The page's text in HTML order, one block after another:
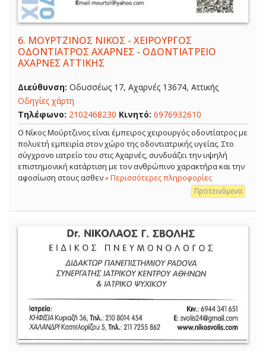
6. ΜΟΥΡΤΖΙΝΟΣ ΝΙΚΟΣ - ΧΕΙΡΟΥΡΓΟΣ
ΟΔΟΝΤΙΑΤΡΟΣ ΑΧΑΡΝΕΣ - ΟΔΟΝΤΙΑΤΡΕΙΟ
ΑΧΑΡΝΕΣ ΑΤΤΙΚΗΣ
Διεύθυνση: Οδυσσέως 17, Αχαρνές 13674, Αττικής
Οδηγίες χάρτη
Τηλέφωνο: 2102468230 Κινητό: 6976932610
Ο Νίκος Μούρτζινος είναι έμπειρος χειρουργός οδοντίατρος με
πολυετή εμπειρία στον χώρο της οδοντιατρικής υγείας. Στο
σύγχρονο ιατρείο του στις Αχαρνές, συνδυάζει την υψηλή
επιστημονική κατάρτιση με τον ανθρώπινο χαρακτήρα και την
αφοσίωση στους ασθεν» Περισσότερες πληροφορίες
Προτεινόμενα